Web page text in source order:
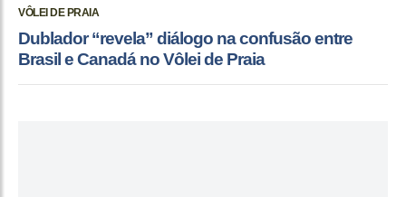
VÔLEI DE PRAIA
Dublador “revela” diálogo na confusão entre
Brasil e Canadá no Vôlei de Praia